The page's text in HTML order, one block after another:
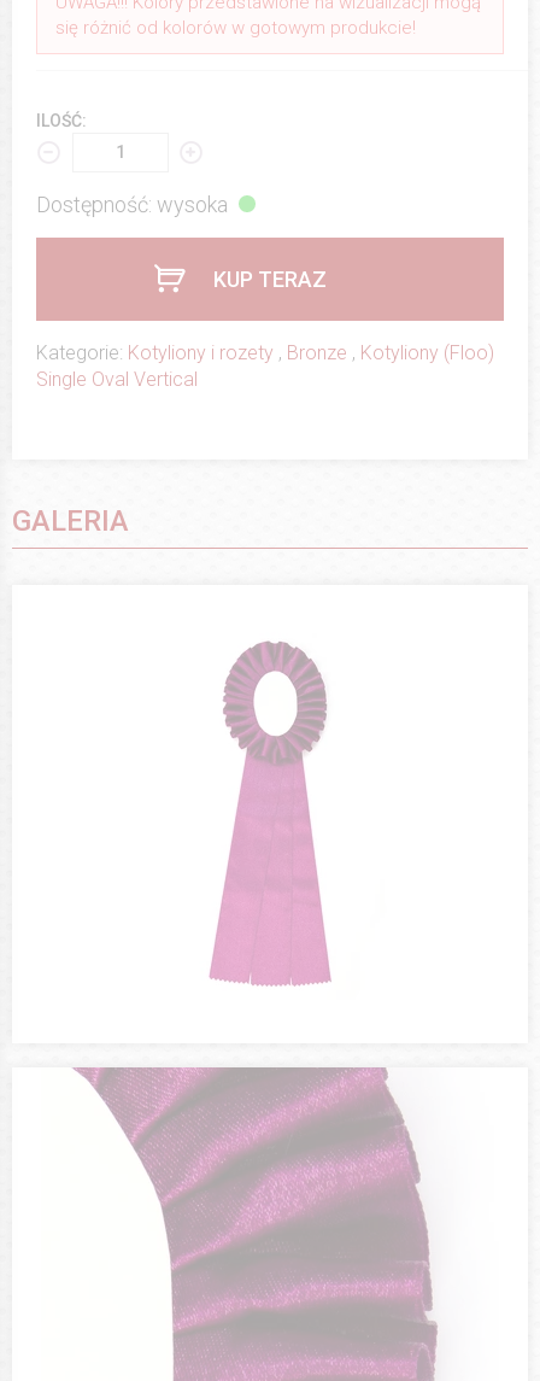
się różnić od kolorów w gotowym produkcie!
ILOŚĆ:
Dostępność: wysoka
KUP TERAZ
Kategorie: Kotyliony i rozety , Bronze , Kotyliony (Floo)
Single Oval Vertical
GALERIA